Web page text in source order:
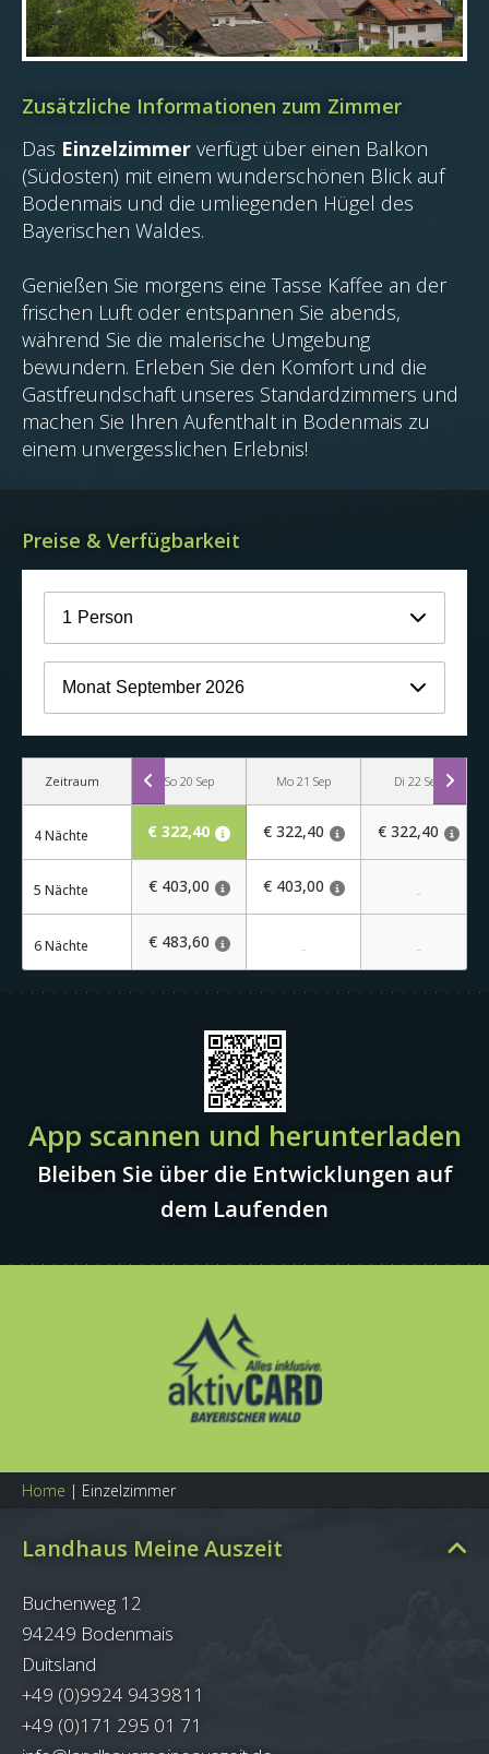
Zusätzliche Informationen zum Zimmer
Das Einzelzimmer verfügt über einen Balkon
(Südosten) mit einem wunderschönen Blick auf
Bodenmais und die umliegenden Hügel des
Bayerischen Waldes.
Genießen Sie morgens eine Tasse Kaffee an der
frischen Luft oder entspannen Sie abends,
während Sie die malerische Umgebung
bewundern. Erleben Sie den Komfort und die
Gastfreundschaft unseres Standardzimmers und
machen Sie Ihren Aufenthalt in Bodenmais zu
einem unvergesslichen Erlebnis!
Preise & Verfügbarkeit
1 Person
Monat September 2026
Zeitraum
4 Nächte
5 Nächte
6 Nächte
So 20 Sep Mo 21 Sep Di 22 Sep
€ 322,40 € 322,40 € 322,40
€ 403,00 € 403,00 -
€ 483,60 - -
App scannen und herunterladen
Bleiben Sie über die Entwicklungen auf
dem Laufenden
Home | Einzelzimmer
Landhaus Meine Auszeit
Buchenweg 12
94249 Bodenmais
Duitsland
+49 (0)9924 9439811
+49 (0)171 295 01 71